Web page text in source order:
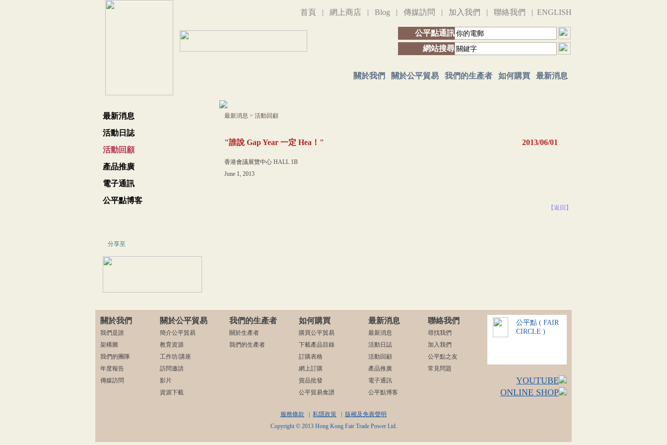
首頁 | 網上商店 | Blog | 傳媒訪問 | 加入我們 | 聯絡我們 | ENGLISH
公平點通訊
網站搜尋
關於我們 關於公平貿易 我們的生產者 如何購買 最新消息
最新消息
活動日誌
活動回顧
產品推廣
電子通訊
公平點博客
分享至
最新消息 > 活動回顧
"誰說 Gap Year 一定 Hea！" 2013/06/01
香港會議展覽中心 HALL 1B
June 1, 2013
【返回】
關於我們 關於公平貿易 我們的生產者 如何購買 最新消息 聯絡我們
公平點 ( FAIR
CIRCLE )
YOUTUBE
ONLINE SHOP
我們是誰
架構圖
我們的團隊
年度報告
傳媒訪問
簡介公平貿易
教育資源
工作坊/講座
訪問邀請
影片
資源下載
關於生產者
我們的生產者
購買公平貿易
下載產品目錄
訂購表格
網上訂購
貨品批發
公平貿易食譜
最新消息
活動日誌
活動回顧
產品推廣
電子通訊
公平點博客
尋找我們
加入我們
公平點之友
常見問題
服務條款 私隱政策
版權及免責聲明
Copyright © 2013 Hong Kong Fair Trade Power Ltd.